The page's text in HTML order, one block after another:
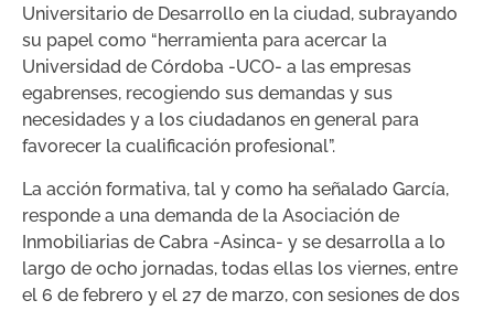
Universitario de Desarrollo en la ciudad, subrayando
su papel como “herramienta para acercar la
Universidad de Córdoba -UCO- a las empresas
egabrenses, recogiendo sus demandas y sus
necesidades y a los ciudadanos en general para
favorecer la cualificación profesional”.
La acción formativa, tal y como ha señalado García,
responde a una demanda de la Asociación de
Inmobiliarias de Cabra -Asinca- y se desarrolla a lo
largo de ocho jornadas, todas ellas los viernes, entre
el 6 de febrero y el 27 de marzo, con sesiones de dos